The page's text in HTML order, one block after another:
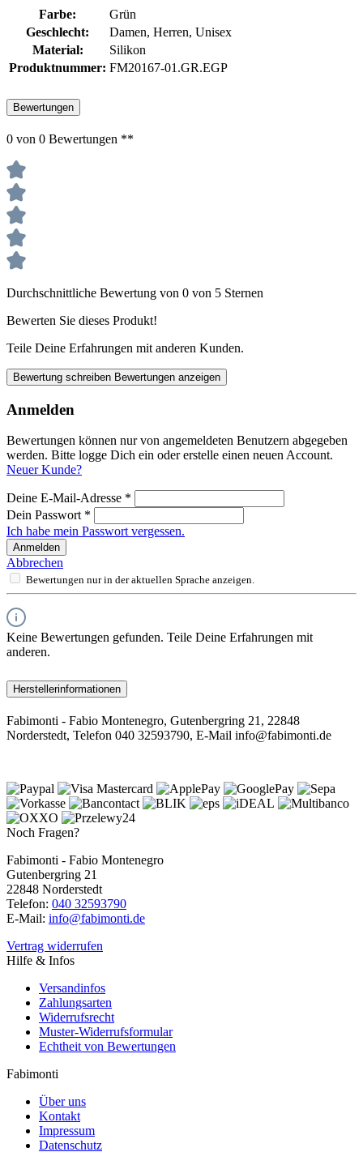
Farbe:
Grün
Geschlecht:
Damen, Herren, Unisex
Material:
Silikon
Produktnummer: FM20167-01.GR.EGP
Bewertungen
0 von 0 Bewertungen **
Durchschnittliche Bewertung von 0 von 5 Sternen
Bewerten Sie dieses Produkt!
Teile Deine Erfahrungen mit anderen Kunden.
Bewertung schreiben Bewertungen anzeigen
Anmelden
Bewertungen können nur von angemeldeten Benutzern abgegeben
werden. Bitte logge Dich ein oder erstelle einen neuen Account.
Neuer Kunde?
Deine E-Mail-Adresse *
Dein Passwort *
Ich habe mein Passwort vergessen.
Anmelden
Abbrechen
Bewertungen nur in der aktuellen Sprache anzeigen.
Keine Bewertungen gefunden. Teile Deine Erfahrungen mit
anderen.
Herstellerinformationen
Fabimonti - Fabio Montenegro, Gutenbergring 21, 22848
Norderstedt, Telefon 040 32593790, E-Mail info@fabimonti.de
Noch Fragen?
Fabimonti - Fabio Montenegro
Gutenbergring 21
22848 Norderstedt
Telefon: 040 32593790
E-Mail: info@fabimonti.de
Vertrag widerrufen
Hilfe & Infos
Versandinfos
Zahlungsarten
Widerrufsrecht
Muster-Widerrufsformular
Echtheit von Bewertungen
Fabimonti
Über uns
Kontakt
Impressum
Datenschutz